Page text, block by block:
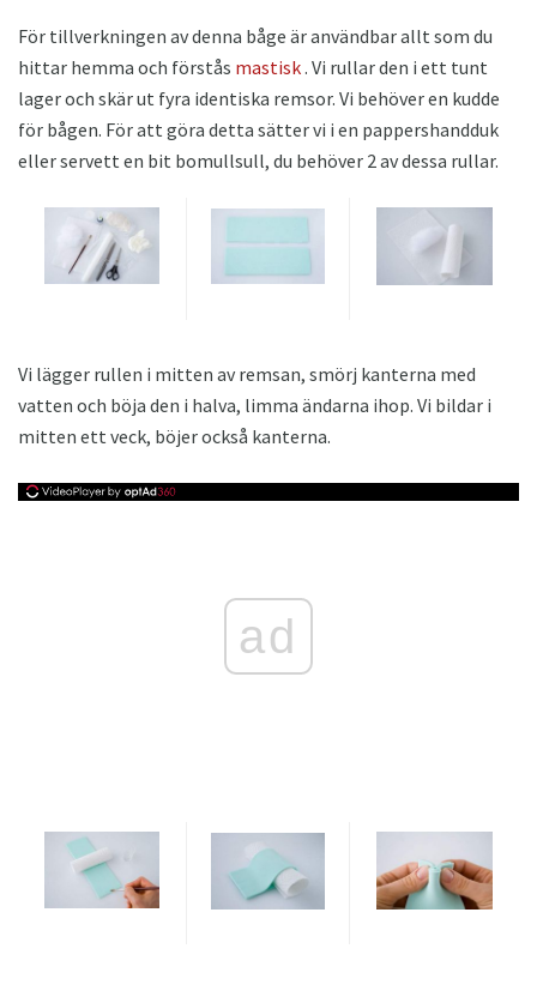
För tillverkningen av denna båge är användbar allt som du
hittar hemma och förstås mastisk. Vi rullar den i ett tunt
lager och skär ut fyra identiska remsor. Vi behöver en kudde
för bågen. För att göra detta sätter vi i en pappershandduk
eller servett en bit bomullsull, du behöver 2 av dessa rullar.
Vi lägger rullen i mitten av remsan, smörj kanterna med
vatten och böja den i halva, limma ändarna ihop. Vi bildar i
mitten ett veck, böjer också kanterna.
ad